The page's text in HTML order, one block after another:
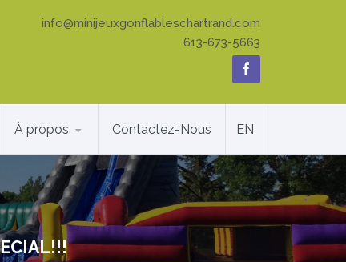
info@minijeuxgonflableschartrand.com
613-673-5663
À propos Contactez-Nous EN